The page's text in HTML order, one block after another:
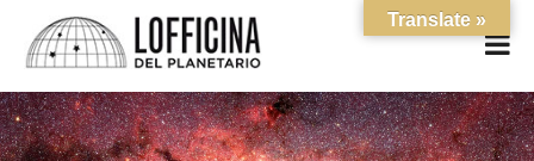
Translate »